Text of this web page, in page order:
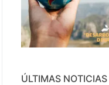
ÚLTIMAS NOTICIAS